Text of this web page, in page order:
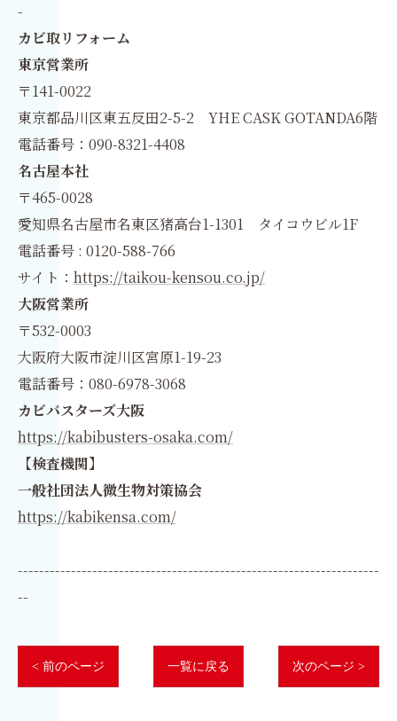
-
カビ取リフォーム
東京営業所
〒141-0022
東京都品川区東五反田2-5-2 YHE CASK GOTANDA6階
電話番号：090-8321-4408
名古屋本社
〒465-0028
愛知県名古屋市名東区猪高台1-1301 タイコウビル1F
電話番号 : 0120-588-766
サイト： https://taikou-kensou.co.jp/
大阪営業所
〒532-0003
大阪府大阪市淀川区宮原1-19-23
電話番号：080-6978-3068
カビバスターズ大阪
https://kabibusters-osaka.com/
【検査機関】
一般社団法人微生物対策協会
https://kabikensa.com/
--------------------------------------------------------------------
--
< 前のページ 一覧に戻る 次のページ >